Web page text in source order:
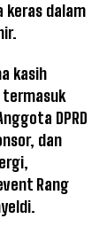
keras dalam
kasih
termasuk
DPRD
dan
Rang